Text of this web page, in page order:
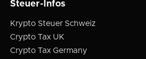
Steuer-Infos
Krypto Steuer Schweiz
Crypto Tax UK
Crypto Tax Germany